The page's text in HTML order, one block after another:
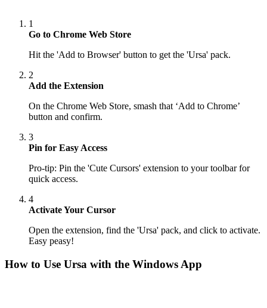
1
Go to Chrome Web Store
Hit the 'Add to Browser' button to get the 'Ursa' pack.
2
Add the Extension
On the Chrome Web Store, smash that ‘Add to Chrome’
button and confirm.
3
Pin for Easy Access
Pro-tip: Pin the 'Cute Cursors' extension to your toolbar for
quick access.
4
Activate Your Cursor
Open the extension, find the 'Ursa' pack, and click to activate.
Easy peasy!
How to Use Ursa with the Windows App